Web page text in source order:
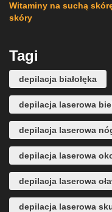
Witaminy na suchą
skóry
Tagi
depilacja białołęka
depilacja laserowa
depilacja laserowa
depilacja laserowa
depilacja laserowa
depilacja laserowa